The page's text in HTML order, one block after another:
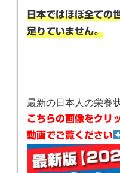
日本ではほぼ全ての
足りていません。
最新の日本人の栄養
こちらの画像をクリ
動画でご覧ください